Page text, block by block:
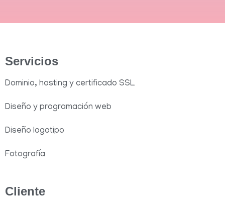
Servicios
Dominio, hosting y certificado SSL
Diseño y programación web
Diseño logotipo
Fotografía
Cliente